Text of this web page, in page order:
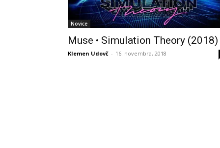
Novice
Muse • Simulation Theory (2018)
Klemen Udovč - 16. novembra, 2018